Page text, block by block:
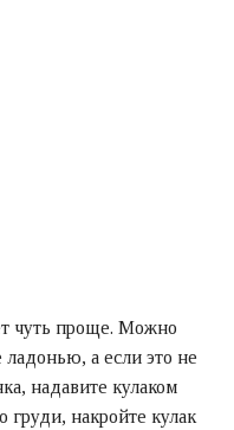
чуть проще. Можно
ладонью, а если это не
надавите кулаком
накройте кулак